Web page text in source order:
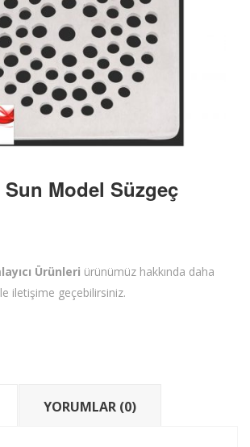
Sun Model Süzgeç
Ürünleri ürünümüz hakkında daha
iletişime geçebilirsiniz.
YORUMLAR (0)